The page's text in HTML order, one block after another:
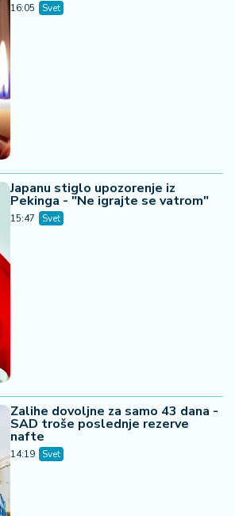
16:05 Svet
Japanu stiglo upozorenje iz
Pekinga - "Ne igrajte se vatrom"
15:47 Svet
Zalihe dovoljne za samo 43 dana -
SAD troše poslednje rezerve
nafte
14:19 Svet